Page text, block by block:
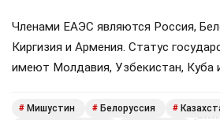
Членами ЕАЭС являются Россия,
Киргизия и Армения. Статус
имеют Молдавия, Узбекистан, Куба
# Мишустин # Белоруссия #